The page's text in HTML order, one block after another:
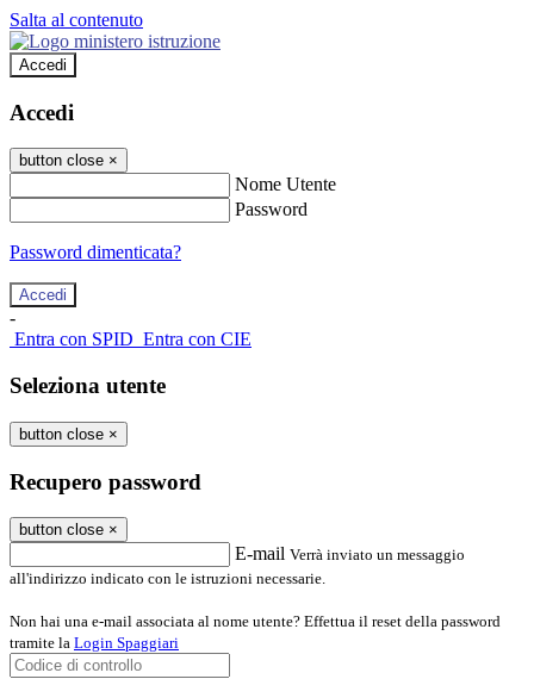
Salta al contenuto
Accedi
Accedi
button close ×
Nome Utente
Password
Password dimenticata?
-
Entra con SPID Entra con CIE
Seleziona utente
button close ×
Recupero password
button close ×
E-mail Verrà inviato un messaggio
all'indirizzo indicato con le istruzioni necessarie.
Non hai una e-mail associata al nome utente? Effettua il reset della password
tramite la Login Spaggiari